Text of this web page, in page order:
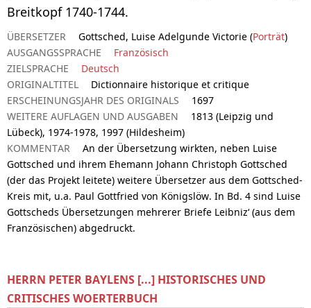
Breitkopf 1740-1744.
ÜBERSETZER Gottsched, Luise Adelgunde Victorie (Porträt)
AUSGANGSSPRACHE
Französisch
ZIELSPRACHE
Deutsch
ORIGINALTITEL
Dictionnaire historique et critique
ERSCHEINUNGSJAHR DES ORIGINALS
1697
WEITERE AUFLAGEN UND AUSGABEN
1813 (Leipzig und
Lübeck), 1974-1978, 1997 (Hildesheim)
KOMMENTAR
An der Übersetzung wirkten, neben Luise
Gottsched und ihrem Ehemann Johann Christoph Gottsched
(der das Projekt leitete) weitere Übersetzer aus dem Gottsched-
Kreis mit, u.a. Paul Gottfried von Königslöw. In Bd. 4 sind Luise
Gottscheds Übersetzungen mehrerer Briefe Leibniz‘ (aus dem
Französischen) abgedruckt.
HERRN PETER BAYLENS [...] HISTORISCHES UND
CRITISCHES WOERTERBUCH